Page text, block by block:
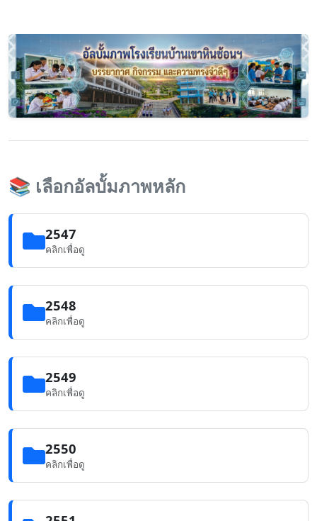
📚 เลือกอัลบั้มภาพหลัก
2547
คลิกเพื่อดู
2548
คลิกเพื่อดู
2549
คลิกเพื่อดู
2550
คลิกเพื่อดู